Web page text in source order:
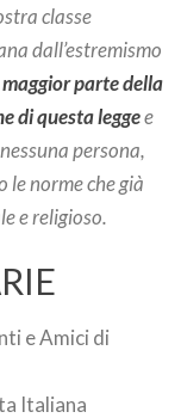
classe
dall’estremismo
parte della
di questa leggee
persona,
le norme che già
e religioso.
e Amici di
Italiana